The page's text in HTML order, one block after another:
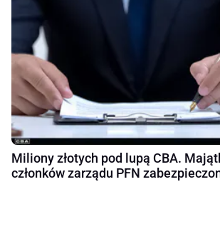
Miliony złotych pod lupą CBA.
członków zarządu PFN